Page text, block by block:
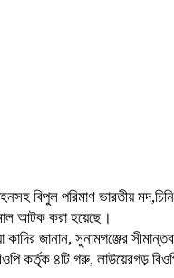
বিপুল পরিমাণ ভারতীয়
আটক করা হয়েছে।
জানান, সুনামগঞ্জের
কর্তৃক ৪টি গরু, লাউয়েরগড়